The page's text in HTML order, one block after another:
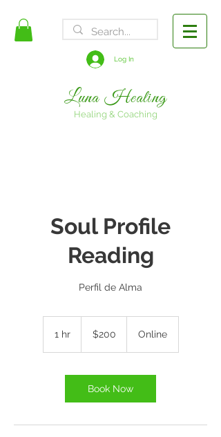
FREE SHIPPING
Log In
Luna Healing
Healing & Coaching
Soul Profile
Reading
Perfil de Alma
1 hr1
dollars$200 Online
Book Now